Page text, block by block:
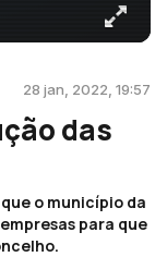
28 jan, 2022, 19:57
das
o município da
para que